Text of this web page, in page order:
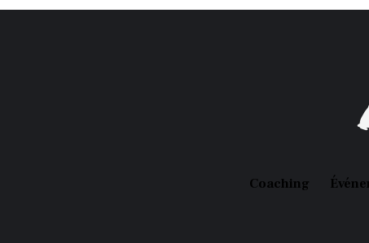
Coaching